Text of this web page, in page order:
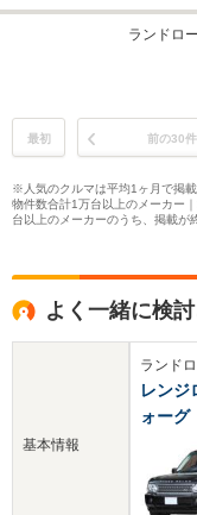
ランドロ
最初 前の30件
※人気のクルマは平均1ヶ月で掲
物件数合計1万台以上のメーカー
台以上のメーカーのうち、掲載が
よく一緒に検
基本情報
ランド
レンジ
ォーグ